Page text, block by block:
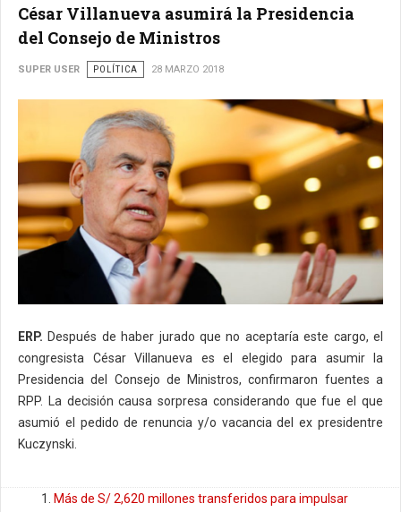
César Villanueva asumirá la Presidencia
del Consejo de Ministros
SUPER USER POLÍTICA 28 MARZO 2018
ERP. Después de haber jurado que no aceptaría este cargo, el
congresista César Villanueva es el elegido para asumir la
Presidencia del Consejo de Ministros, confirmaron fuentes a
RPP. La decisión causa sorpresa considerando que fue el que
asumió el pedido de renuncia y/o vacancia del ex presidentre
Kuczynski.
Más de S/ 2,620 millones transferidos para impulsar